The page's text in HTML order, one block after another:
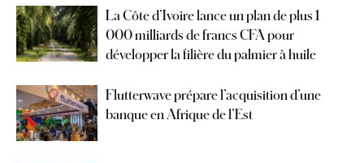
La Côte d’Ivoire lance un plan de plus 1
000 milliards de francs CFA pour
développer la filière du palmier à huile
Flutterwave prépare l’acquisition d’une
banque en Afrique de l’Est